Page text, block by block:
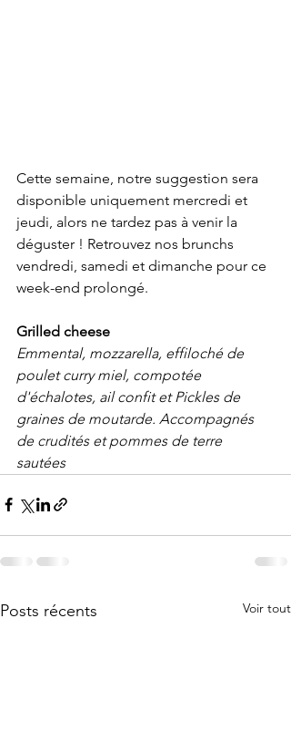
Cette semaine, notre suggestion sera
disponible uniquement mercredi et
jeudi, alors ne tardez pas à venir la
déguster ! Retrouvez nos brunchs
vendredi, samedi et dimanche pour ce
week-end prolongé.
Grilled cheese
Emmental, mozzarella, effiloché de
poulet curry miel, compotée
d'échalotes, ail confit et Pickles de
graines de moutarde. Accompagnés
de crudités et pommes de terre
sautées
Posts récents Voir tout